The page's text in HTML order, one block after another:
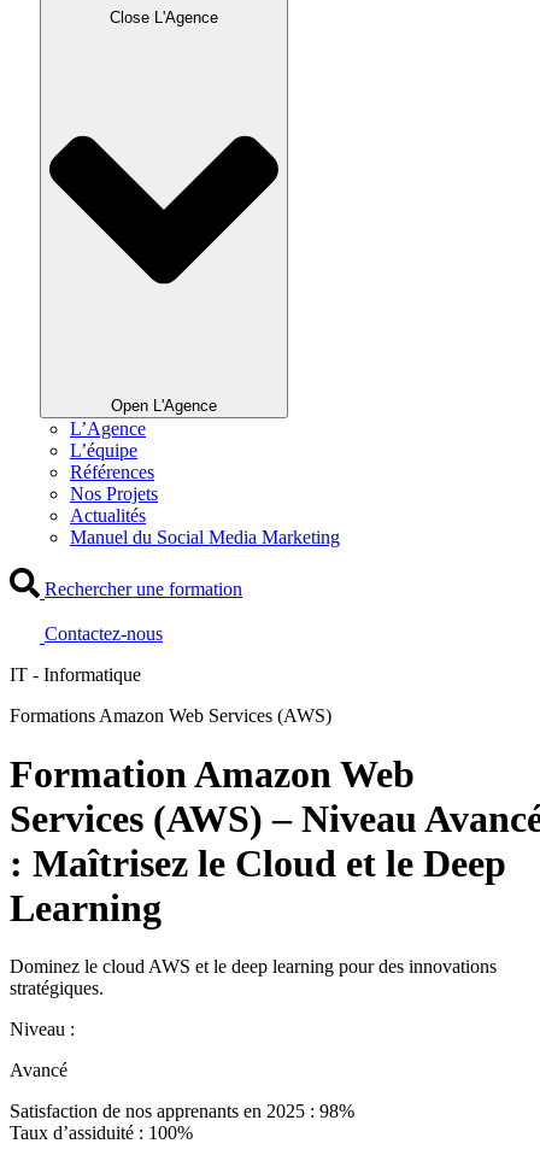
Close L'Agence
Open L'Agence
L’Agence
L’équipe
Références
Nos Projets
Actualités
Manuel du Social Media Marketing
Rechercher une formation
Contactez-nous
IT - Informatique
Formations Amazon Web Services (AWS)
Formation Amazon Web
Services (AWS) – Niveau
: Maîtrisez le Cloud et le Deep
Learning
Dominez le cloud AWS et le deep learning pour des innovations
stratégiques.
Niveau :
Avancé
Satisfaction de nos apprenants en 2025 : 98%
Taux d’assiduité : 100%